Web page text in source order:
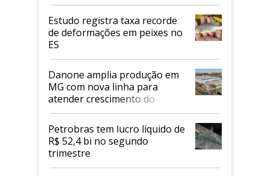
Estudo registra taxa recorde
de deformações em peixes no
ES
Danone amplia produção em
MG com nova linha para
atender crescimento do
mercado de alimentos
proteicos
Petrobras tem lucro líquido de
R$ 52,4 bi no segundo
trimestre